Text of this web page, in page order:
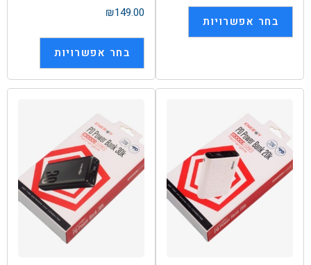
בחר אפשרויות
₪149.00
בחר אפשרויות